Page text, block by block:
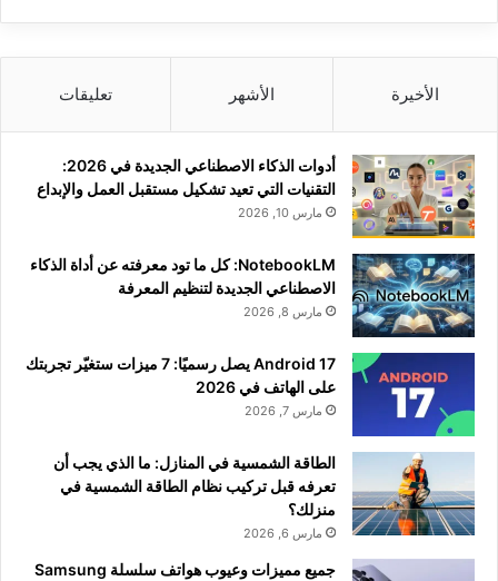
الأخيرة الأشهر تعليقات
أدوات الذكاء الاصطناعي الجديدة في 2026:
التقنيات التي تعيد تشكيل مستقبل العمل والإبداع
مارس 10, 2026
NotebookLM: كل ما تود معرفته عن أداة الذكاء
الاصطناعي الجديدة لتنظيم المعرفة
مارس 8, 2026
Android 17 يصل رسميًا: 7 ميزات ستغيّر تجربتك
على الهاتف في 2026
مارس 7, 2026
الطاقة الشمسية في المنازل: ما الذي يجب أن
تعرفه قبل تركيب نظام الطاقة الشمسية في
منزلك؟
مارس 6, 2026
جميع مميزات وعيوب هواتف سلسلة Samsung